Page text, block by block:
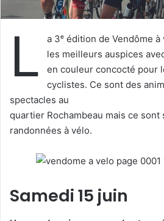
r
i
e
L
a 3ᵉ édition de Vendôme à
les meilleurs auspices
en couleur concocté pour
cyclistes. Ce sont des
spectacles au
quartier Rochambeau mais ce
randonnées à vélo.
Samedi 15 juin